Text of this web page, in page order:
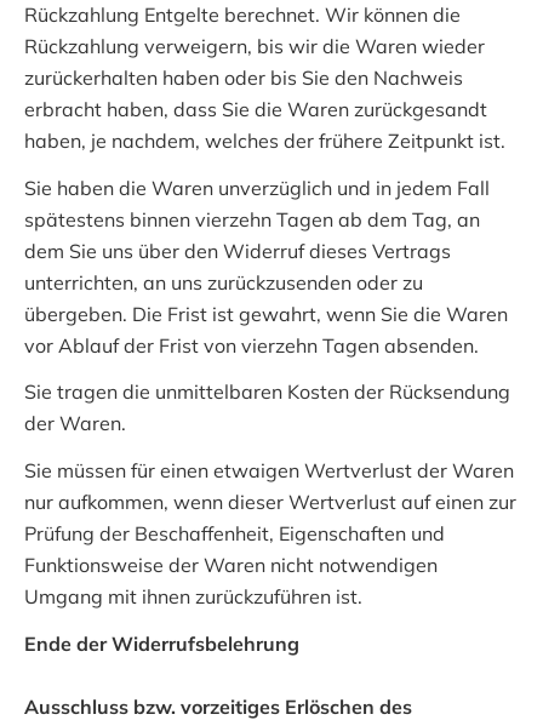
Rückzahlung Entgelte berechnet. Wir können die
Rückzahlung verweigern, bis wir die Waren wieder
zurückerhalten haben oder bis Sie den Nachweis
erbracht haben, dass Sie die Waren zurückgesandt
haben, je nachdem, welches der frühere Zeitpunkt ist.
Sie haben die Waren unverzüglich und in jedem Fall
spätestens binnen vierzehn Tagen ab dem Tag, an
dem Sie uns über den Widerruf dieses Vertrags
unterrichten, an uns zurückzusenden oder zu
übergeben. Die Frist ist gewahrt, wenn Sie die Waren
vor Ablauf der Frist von vierzehn Tagen absenden.
Sie tragen die unmittelbaren Kosten der Rücksendung
der Waren.
Sie müssen für einen etwaigen Wertverlust der Waren
nur aufkommen, wenn dieser Wertverlust auf einen zur
Prüfung der Beschaffenheit, Eigenschaften und
Funktionsweise der Waren nicht notwendigen
Umgang mit ihnen zurückzuführen ist.
Ende der Widerrufsbelehrung
Ausschluss bzw. vorzeitiges Erlöschen des